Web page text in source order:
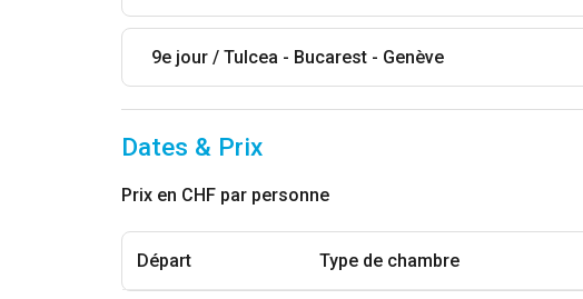
9e jour / Tulcea - Bucarest - Genève
Dates & Prix
Prix en CHF par personne
Départ Type de chambre